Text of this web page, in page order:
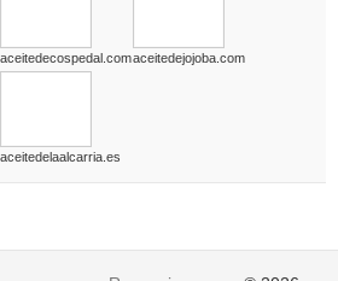
aceitedecospedal.comaceitedejojoba.com
aceitedelaalcarria.es